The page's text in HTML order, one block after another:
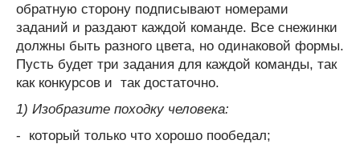
обратную сторону подписывают номерами
заданий и раздают каждой команде. Все снежинки
должны быть разного цвета, но одинаковой формы.
Пусть будет три задания для каждой команды, так
как конкурсов и так достаточно.
1) Изобразите походку человека:
- который только что хорошо пообедал;